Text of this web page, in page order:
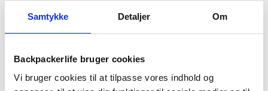
Samtykke Detaljer Om
Backpackerlife bruger cookies
Vi bruger cookies til at tilpasse vores indhold og
levering
499 kr
returret